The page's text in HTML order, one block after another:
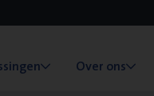
Over ons